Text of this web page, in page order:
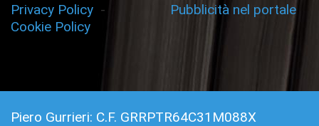
Privacy Policy -
Cookie Policy
Pubblicità nel portale
Piero Gurrieri: C.F. GRRPTR64C31M088X